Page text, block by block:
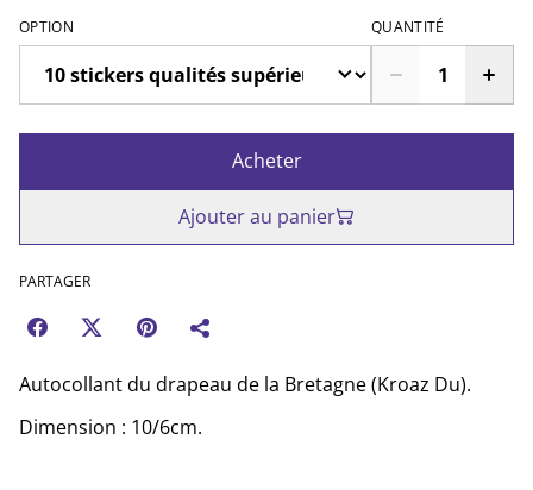
OPTION QUANTITÉ
Acheter
Ajouter au panier
PARTAGER
Autocollant du drapeau de la Bretagne (Kroaz Du).
Dimension : 10/6cm.